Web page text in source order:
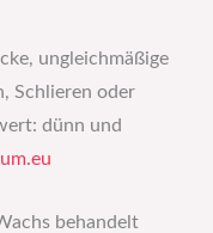
ungleichmäßige
Schlieren oder
dünn und
behandelt